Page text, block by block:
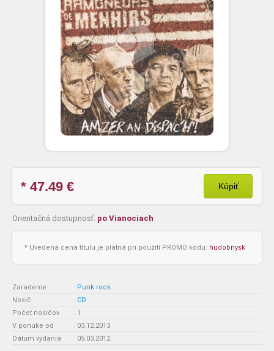
* 47.49 € Kúpiť
Orientačná dostupnosť: po Vianociach
* Uvedená cena titulu je platná pri použití PROMO kódu: hudobnysk
Zaradenie : Punk rock
Nosič
: CD
Počet nosičov
: 1
V ponuke od
: 03.12.2013
Dátum vydania
: 05.03.2012